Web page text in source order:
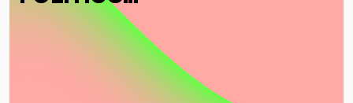
DONACIONES
ESPECIALES